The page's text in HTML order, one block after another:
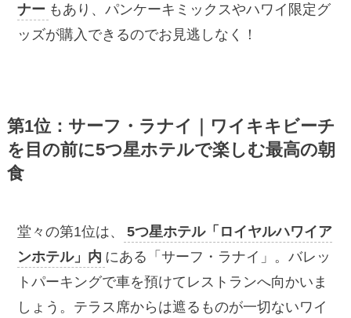
ナー もあり、パンケーキミックスやハワイ限定グ
ッズが購入できるのでお見逃しなく！
第1位：サーフ・ラナイ｜ワイキキビーチ
を目の前に5つ星ホテルで楽しむ最高の朝
食
堂々の第1位は、
5つ星ホテル「ロイヤルハワイア
ンホテル」内 にある「サーフ・ラナイ」。バレッ
トパーキングで車を預けてレストランへ向かいま
しょう。テラス席からは遮るものが一切ないワイ